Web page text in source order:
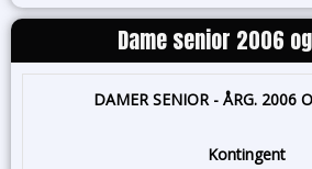
Dame senior 2006
DAMER SENIOR - ÅRG. 2006
Kontingent